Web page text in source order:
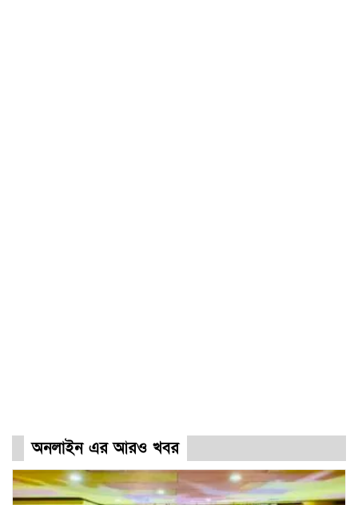
অনলাইন এর আরও খবর